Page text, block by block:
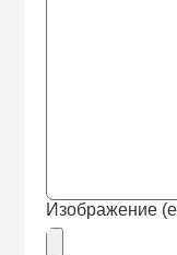
Изображение